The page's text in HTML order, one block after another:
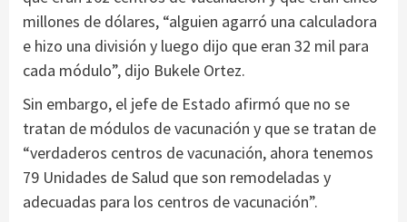
millones de dólares, “alguien agarró una calculadora
e hizo una división y luego dijo que eran 32 mil para
cada módulo”, dijo Bukele Ortez.
Sin embargo, el jefe de Estado afirmó que no se
tratan de módulos de vacunación y que se tratan de
“verdaderos centros de vacunación, ahora tenemos
79 Unidades de Salud que son remodeladas y
adecuadas para los centros de vacunación”.